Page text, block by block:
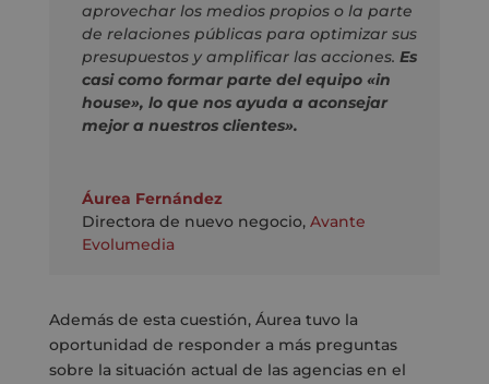
aprovechar los medios propios o la parte
de relaciones públicas para optimizar sus
presupuestos y amplificar las acciones. Es
casi como formar parte del equipo «in
house», lo que nos ayuda a aconsejar
mejor a nuestros clientes».
Áurea Fernández
Directora de nuevo negocio, Avante
Evolumedia
Además de esta cuestión, Áurea tuvo la
oportunidad de responder a más preguntas
sobre la situación actual de las agencias en el